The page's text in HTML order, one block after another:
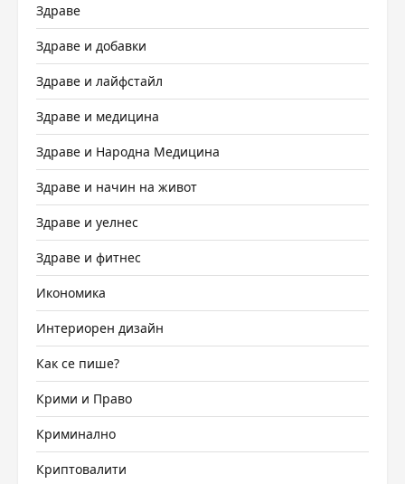
Здраве
Здраве и добавки
Здраве и лайфстайл
Здраве и медицина
Здраве и Народна Медицина
Здраве и начин на живот
Здраве и уелнес
Здраве и фитнес
Икономика
Интериорен дизайн
Как се пише?
Крими и Право
Криминално
Криптовалити